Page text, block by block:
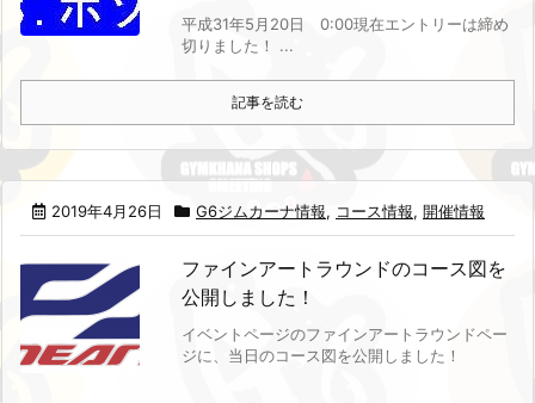
平成31年5月20日 0:00現在エントリーは締め
切りました！ ...
記事を読む
2019年4月26日 G6ジムカーナ情報, コース情報, 開催情報
ファインアートラウンドのコース図を
公開しました！
イベントページのファインアートラウンドペー
ジに、当日のコース図を公開しました！